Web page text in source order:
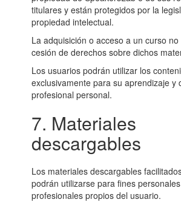
titulares y están protegidos por la
propiedad intelectual.
La adquisición o acceso a un curso
cesión de derechos sobre dichos
Los usuarios podrán utilizar los
exclusivamente para su aprendizaje y
profesional personal.
7. Materiales
descargables
Los materiales descargables
podrán utilizarse para fines
profesionales propios del usuario.